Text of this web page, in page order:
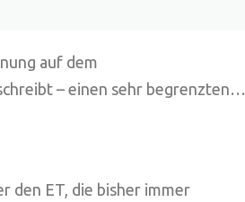
auf dem
– einen sehr
den ET, die bisher immer